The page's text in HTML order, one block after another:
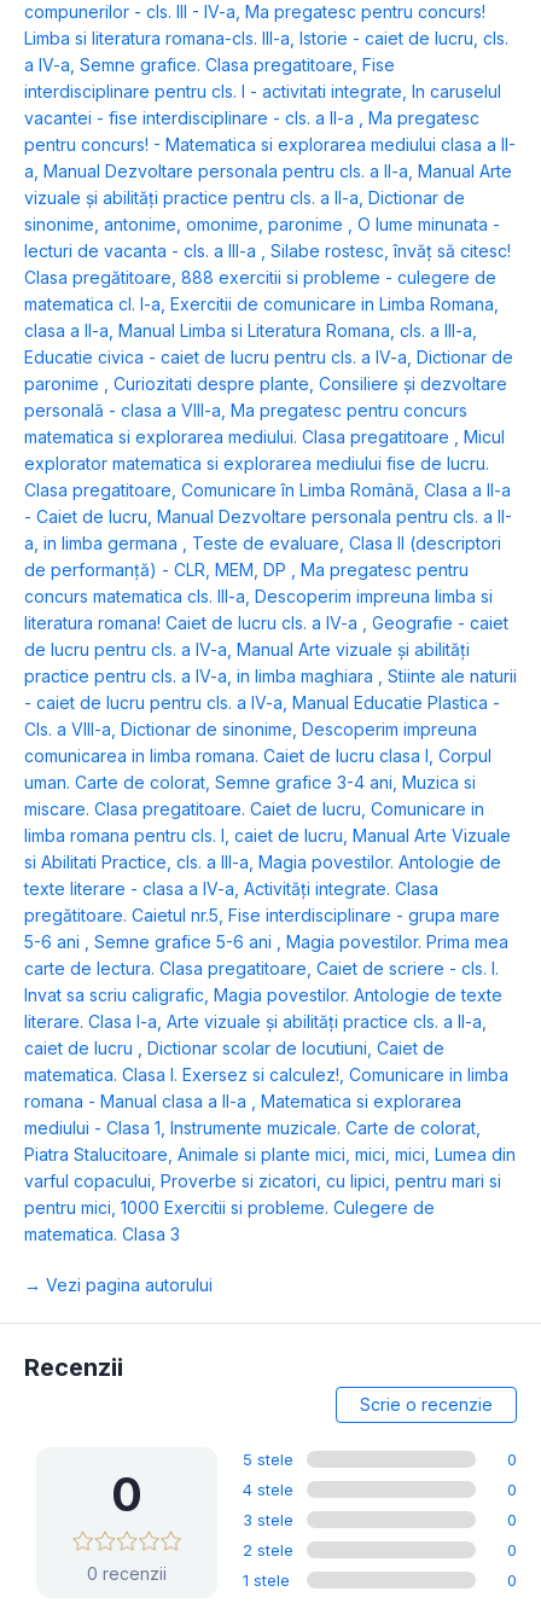
compunerilor - cls. III - IV-a Ma pregatesc pentru concurs!
Limba si literatura romana-cls. III-a Istorie - caiet de lucru, cls.
a IV-a Semne grafice. Clasa pregatitoare Fise
interdisciplinare pentru cls. I - activitati integrate In caruselul
vacantei - fise interdisciplinare - cls. a II-a
Ma pregatesc
pentru concurs! - Matematica si explorarea mediului clasa a II-
a Manual Dezvoltare personala pentru cls. a II-a Manual Arte
vizuale și abilități practice pentru cls. a II-a Dictionar de
sinonime, antonime, omonime, paronime
O lume minunata -
lecturi de vacanta - cls. a III-a
Silabe rostesc, învăț să citesc!
Clasa pregătitoare 888 exercitii si probleme - culegere de
matematica cl. I-a Exercitii de comunicare in Limba Romana,
clasa a II-a Manual Limba si Literatura Romana, cls. a III-a
Educatie civica - caiet de lucru pentru cls. a IV-a Dictionar de
paronime
Curiozitati despre plante Consiliere și dezvoltare
personală - clasa a VIII-a Ma pregatesc pentru concurs
matematica si explorarea mediului. Clasa pregatitoare
Micul
explorator matematica si explorarea mediului fise de lucru.
Clasa pregatitoare Comunicare în Limba Română, Clasa a II-a
- Caiet de lucru Manual Dezvoltare personala pentru cls. a II-
a, in limba germana
Teste de evaluare, Clasa II (descriptori
de performanță) - CLR, MEM, DP
Ma pregatesc pentru
concurs matematica cls. III-a Descoperim impreuna limba si
literatura romana! Caiet de lucru cls. a IV-a
Geografie - caiet
de lucru pentru cls. a IV-a Manual Arte vizuale și abilități
practice pentru cls. a IV-a, in limba maghiara
Stiinte ale naturii
- caiet de lucru pentru cls. a IV-a Manual Educatie Plastica -
Cls. a VIII-a Dictionar de sinonime Descoperim impreuna
comunicarea in limba romana. Caiet de lucru clasa I Corpul
uman. Carte de colorat Semne grafice 3-4 ani Muzica si
miscare. Clasa pregatitoare. Caiet de lucru Comunicare in
limba romana pentru cls. I, caiet de lucru Manual Arte Vizuale
si Abilitati Practice, cls. a III-a Magia povestilor. Antologie de
texte literare - clasa a IV-a Activități integrate. Clasa
pregătitoare. Caietul nr.5 Fise interdisciplinare - grupa mare
5-6 ani
Semne grafice 5-6 ani
Magia povestilor. Prima mea
carte de lectura. Clasa pregatitoare Caiet de scriere - cls. I.
Invat sa scriu caligrafic Magia povestilor. Antologie de texte
literare. Clasa I-a Arte vizuale și abilități practice cls. a II-a,
caiet de lucru
Dictionar scolar de locutiuni Caiet de
matematica. Clasa I. Exersez si calculez! Comunicare in limba
romana - Manual clasa a II-a
Matematica si explorarea
mediului - Clasa 1 Instrumente muzicale. Carte de colorat
Piatra Stalucitoare Animale si plante mici, mici, mici Lumea din
varful copacului Proverbe si zicatori, cu lipici, pentru mari si
pentru mici 1000 Exercitii si probleme. Culegere de
matematica. Clasa 3
→ Vezi pagina autorului
Recenzii
Scrie o recenzie
0
0 recenzii
5 stele
0
4 stele
0
3 stele
0
2 stele
0
1 stele
0